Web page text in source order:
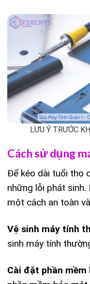
LƯU Ý TRƯỚC
Cách sử dụng
Để kéo dài tuổi thọ
những lỗi phát sinh.
một cách an toàn
Vệ sinh máy tính
sinh máy tính
Cài đặt phần mềm